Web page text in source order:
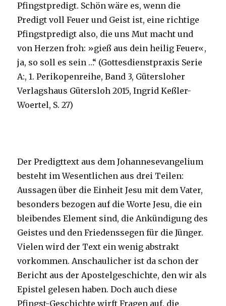
Pfingstpredigt. Schön wäre es, wenn die
Predigt voll Feuer und Geist ist, eine richtige
Pfingstpredigt also, die uns Mut macht und
von Herzen froh: »gieß aus dein heilig Feuer«,
ja, so soll es sein …“ (Gottesdienstpraxis Serie
A:, 1. Perikopenreihe, Band 3, Gütersloher
Verlagshaus Gütersloh 2015, Ingrid Keßler-
Woertel, S. 27)
Der Predigttext aus dem Johannesevangelium
besteht im Wesentlichen aus drei Teilen:
Aussagen über die Einheit Jesu mit dem Vater,
besonders bezogen auf die Worte Jesu, die ein
bleibendes Element sind, die Ankündigung des
Geistes und den Friedenssegen für die Jünger.
Vielen wird der Text ein wenig abstrakt
vorkommen. Anschaulicher ist da schon der
Bericht aus der Apostelgeschichte, den wir als
Epistel gelesen haben. Doch auch diese
Pfingst-Geschichte wirft Fragen auf, die